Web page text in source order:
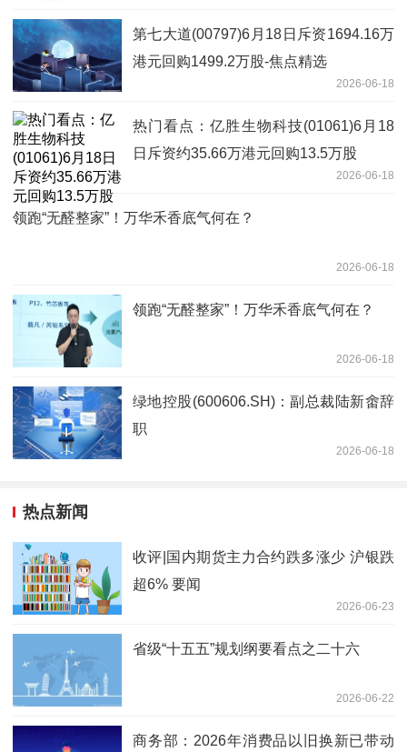
第七大道(00797)6月18日斥资1694.16万
港元回购1499.2万股-焦点精选
2026-06-18
热门看点：亿胜生物科技(01061)6月18
日斥资约35.66万港元回购13.5万股
2026-06-18
领跑“无醛整家”！万华禾香底气何在？
2026-06-18
领跑“无醛整家”！万华禾香底气何在？
2026-06-18
绿地控股(600606.SH)：副总裁陆新畬辞
职
2026-06-18
热点新闻
收评|国内期货主力合约跌多涨少 沪银跌
超6% 要闻
2026-06-23
省级“十五五”规划纲要看点之二十六
2026-06-22
商务部：2026年消费品以旧换新已带动